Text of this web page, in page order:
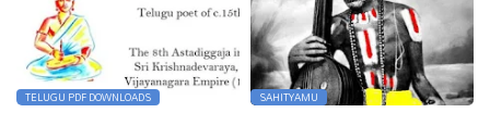
TELUGU PDF DOWNLOADS SAHITYAMU